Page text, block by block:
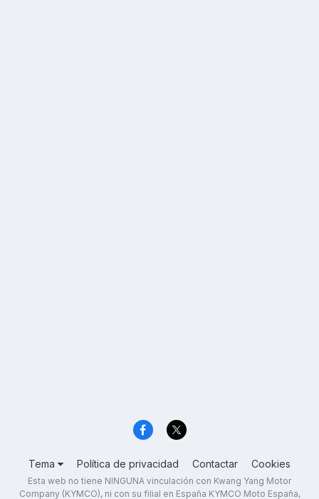
Tema Política de privacidad Contactar Cookies
Esta web no tiene NINGUNA vinculación con Kwang Yang Motor
Company (KYMCO), ni con su filial en España KYMCO Moto España,